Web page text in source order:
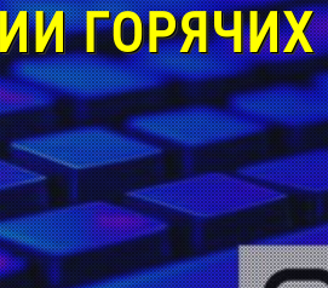
ГОРЯЧИХ